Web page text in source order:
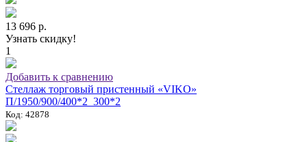
13 696 р.
Узнать скидку!
1
Добавить к сравнению
Стеллаж торговый пристенный «VIKO»
П/1950/900/400*2_300*2
Код: 42878